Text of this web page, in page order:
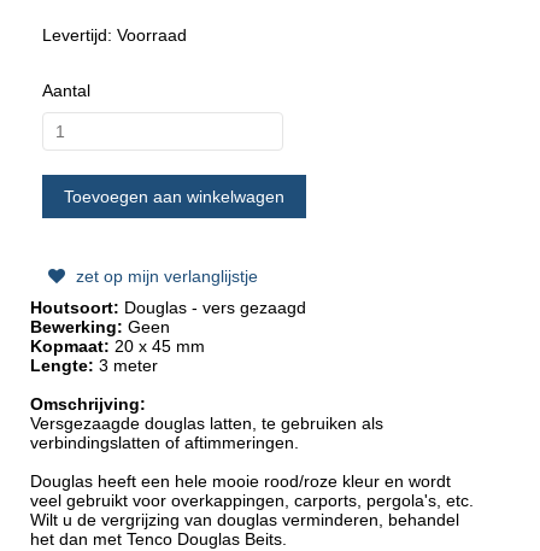
Levertijd: Voorraad
Aantal
zet op mijn verlanglijstje
Houtsoort: Douglas - vers gezaagd
Bewerking: Geen
Kopmaat: 20 x 45 mm
Lengte: 3 meter
Omschrijving:
Versgezaagde douglas latten, te gebruiken als
verbindingslatten of aftimmeringen.
Douglas heeft een hele mooie rood/roze kleur en wordt
veel gebruikt voor overkappingen, carports, pergola's, etc.
Wilt u de vergrijzing van douglas verminderen, behandel
het dan met Tenco Douglas Beits.